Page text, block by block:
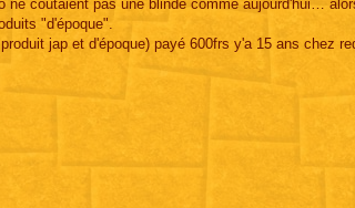
ne coûtaient pas une blinde comme aujourd'hui…
"d'époque".
jap et d'époque) payé 600frs y'a 15 ans chez